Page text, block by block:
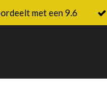
met een 9.6